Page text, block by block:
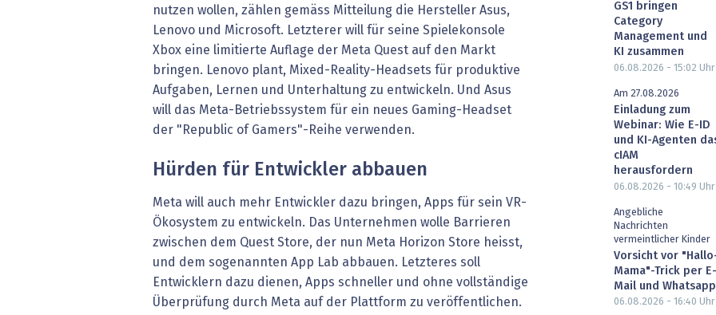
nutzen wollen, zählen gemäss Mitteilung die Hersteller Asus,
Lenovo und Microsoft. Letzterer will für seine Spielekonsole
Xbox eine limitierte Auflage der Meta Quest auf den Markt
bringen. Lenovo plant, Mixed-Reality-Headsets für produktive
Aufgaben, Lernen und Unterhaltung zu entwickeln. Und Asus
will das Meta-Betriebssystem für ein neues Gaming-Headset
der "Republic of Gamers"-Reihe verwenden.
Hürden für Entwickler abbauen
Meta will auch mehr Entwickler dazu bringen, Apps für sein VR-
Ökosystem zu entwickeln. Das Unternehmen wolle Barrieren
zwischen dem Quest Store, der nun Meta Horizon Store heisst,
und dem sogenannten App Lab abbauen. Letzteres soll
Entwicklern dazu dienen, Apps schneller und ohne vollständige
Überprüfung durch Meta auf der Plattform zu veröffentlichen.
GS1 bringen
Category
Management und
KI zusammen
06.08.2026 - 15:02 Uhr
Am 27.08.2026
Einladung zum
Webinar: Wie E-ID
und KI-Agenten
cIAM
herausfordern
06.08.2026 - 10:49 Uhr
Angebliche
Nachrichten
vermeintlicher Kinder
Vorsicht vor
Mama"-Trick per E-
Mail und Whatsapp
06.08.2026 - 16:40 Uhr